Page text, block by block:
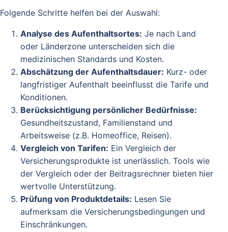
Folgende Schritte helfen bei der Auswahl:
Analyse des Aufenthaltsortes: Je nach Land
oder Länderzone unterscheiden sich die
medizinischen Standards und Kosten.
Abschätzung der Aufenthaltsdauer: Kurz- oder
langfristiger Aufenthalt beeinflusst die Tarife und
Konditionen.
Berücksichtigung persönlicher Bedürfnisse:
Gesundheitszustand, Familienstand und
Arbeitsweise (z.B. Homeoffice, Reisen).
Vergleich von Tarifen: Ein Vergleich der
Versicherungsprodukte ist unerlässlich. Tools wie
der Vergleich oder der Beitragsrechner bieten hier
wertvolle Unterstützung.
Prüfung von Produktdetails: Lesen Sie
aufmerksam die Versicherungsbedingungen und
Einschränkungen.